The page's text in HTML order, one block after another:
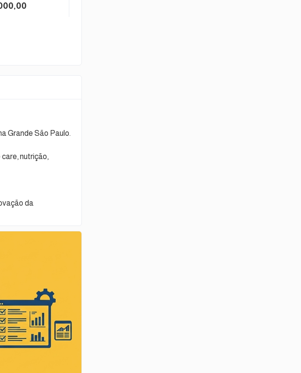
Grande São Paulo.
nutrição,
da